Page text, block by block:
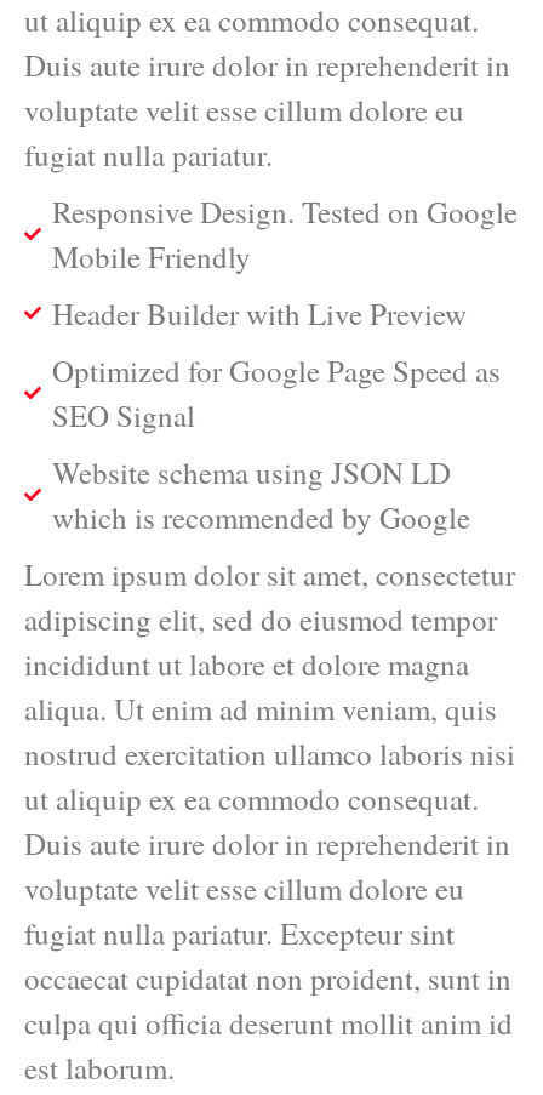
ut aliquip ex ea commodo consequat.
Duis aute irure dolor in reprehenderit in
voluptate velit esse cillum dolore eu
fugiat nulla pariatur.
Responsive Design. Tested on Google
Mobile Friendly
Header Builder with Live Preview
Optimized for Google Page Speed as
SEO Signal
Website schema using JSON LD
which is recommended by Google
Lorem ipsum dolor sit amet, consectetur
adipiscing elit, sed do eiusmod tempor
incididunt ut labore et dolore magna
aliqua. Ut enim ad minim veniam, quis
nostrud exercitation ullamco laboris nisi
ut aliquip ex ea commodo consequat.
Duis aute irure dolor in reprehenderit in
voluptate velit esse cillum dolore eu
fugiat nulla pariatur. Excepteur sint
occaecat cupidatat non proident, sunt in
culpa qui officia deserunt mollit anim id
est laborum.